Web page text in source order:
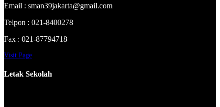
Email : sman39jakarta@gmail.com
Telpon : 021-8400278
Fax : 021-87794718
Visit Page
Letak Sekolah